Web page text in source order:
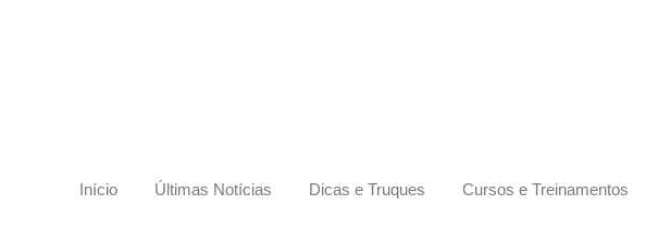
Início Últimas Notícias Dicas e Truques Cursos e Treinamentos